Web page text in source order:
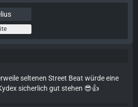
seltenen Street Beat würde eine
sicherlich gut stehen 😎👍